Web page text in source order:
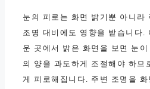
눈의 피로는 화면 밝기뿐 아니라
조명 대비에도 영향을 받습니다.
운 곳에서 밝은 화면을 보면 눈이
의 양을 과도하게 조절해야 하므
게 피로해집니다. 주변 조명을 화